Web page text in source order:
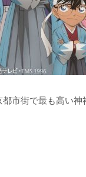
市街で最も高い